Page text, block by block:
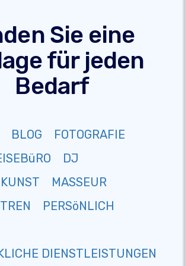
Sie eine
für jeden
Bedarf
BLOG
FOTOGRAFIE
DJ
MASSEUR
PERSöNLICH
DIENSTLEISTUNGEN